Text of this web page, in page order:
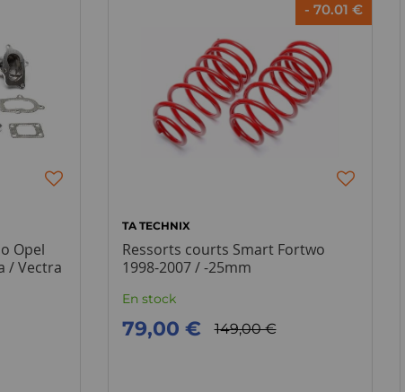
Opel
/ Vectra
- 70.01 €
TA TECHNIX
Ressorts courts Smart Fortwo
1998-2007 / -25mm
En stock
149,00 €
79,00 €